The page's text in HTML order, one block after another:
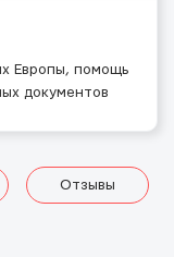
Европы, помощь
документов
Отзывы